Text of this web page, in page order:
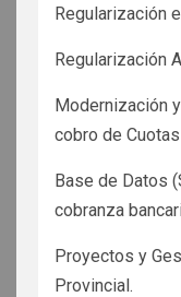
Regularización
Regularización
Modernización
cobro de
Base de Datos
cobranza
Proyectos y
Provincial.